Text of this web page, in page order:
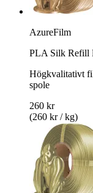
AzureFilm
PLA Silk Refill
Högkvalitativt
spole
260 kr
(260 kr / kg)